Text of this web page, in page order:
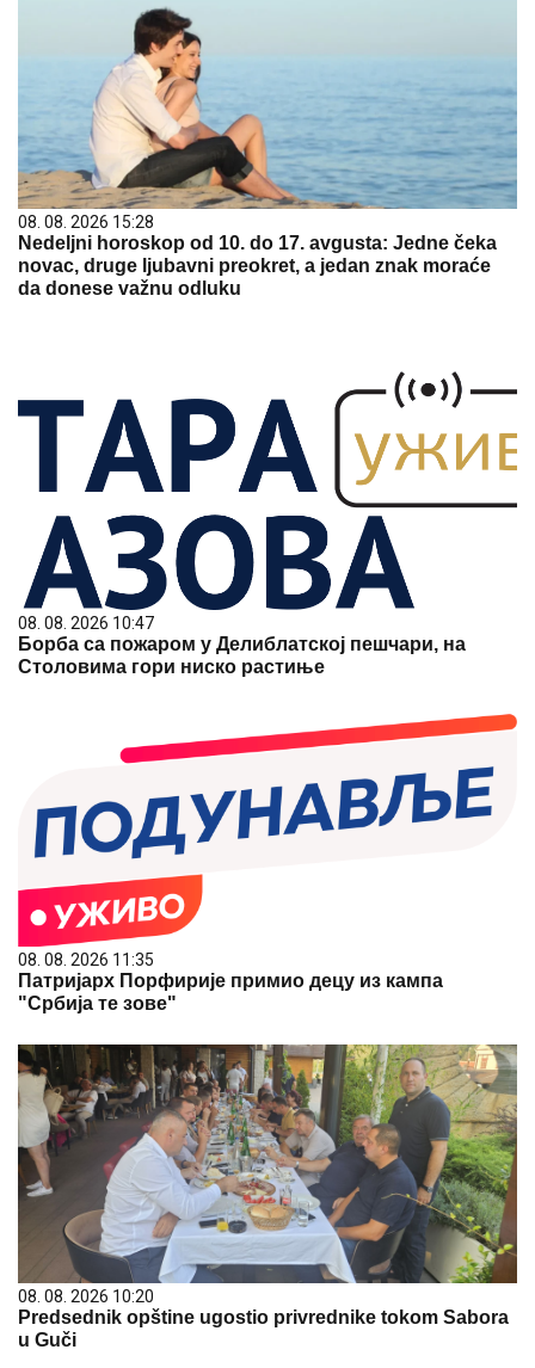
08. 08. 2026 15:28
Nedeljni horoskop od 10. do 17. avgusta: Jedne čeka
novac, druge ljubavni preokret, a jedan znak moraće
da donese važnu odluku
08. 08. 2026 10:47
Борба са пожаром у Делиблатској пешчари, на
Столовима гори ниско растиње
08. 08. 2026 11:35
Патријарх Порфирије примио децу из кампа
"Србија те зове"
08. 08. 2026 10:20
Predsednik opštine ugostio privrednike tokom Sabora
u Guči